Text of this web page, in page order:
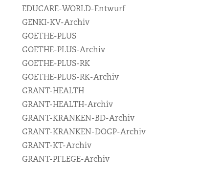
EDUCARE-WORLD-Entwurf
GENKI-KV-Archiv
GOETHE-PLUS
GOETHE-PLUS-Archiv
GOETHE-PLUS-RK
GOETHE-PLUS-RK-Archiv
GRANT-HEALTH
GRANT-HEALTH-Archiv
GRANT-KRANKEN-BD-Archiv
GRANT-KRANKEN-DOGP-Archiv
GRANT-KT-Archiv
GRANT-PFLEGE-Archiv